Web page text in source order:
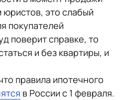
это слабый
покупателей
поверит справке, то
и без квартиры, и
правила ипотечного
в России с 1 февраля.